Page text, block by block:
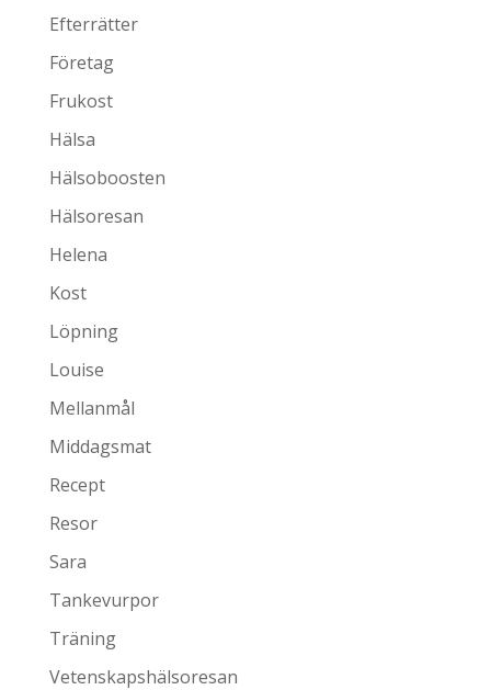
Efterrätter
Företag
Frukost
Hälsa
Hälsoboosten
Hälsoresan
Helena
Kost
Löpning
Louise
Mellanmål
Middagsmat
Recept
Resor
Sara
Tankevurpor
Träning
Vetenskapshälsoresan